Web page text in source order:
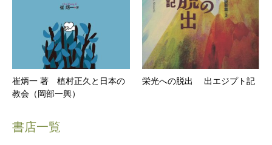
崔炳一 著 植村正久と日本の
教会（岡部一興）
栄光への脱出 出エジプト記
書店一覧